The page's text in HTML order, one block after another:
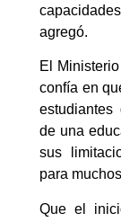
agregó.
El
confía en
de una
sus
para
Que el